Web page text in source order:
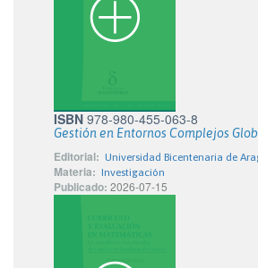
ISBN 978-980-455-063-8
Gestión en Entornos Complejos
Editorial: Universidad Bicentenaria de
Materia: Investigación
Publicado: 2026-07-15